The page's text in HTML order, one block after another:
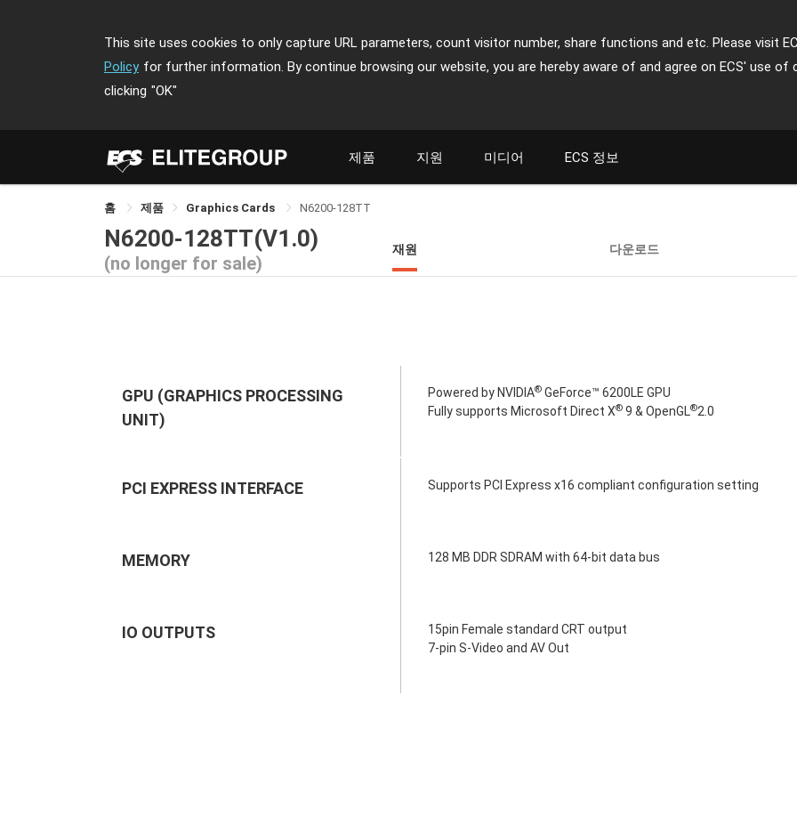
This site uses cookies to only capture URL parameters, count visitor number, share functions and etc. Please visit
Policy for further information. By continue browsing our website, you are hereby aware of and agree on ECS' use of
clicking "OK"
제품 지원 미디어 ECS 정보
홈 제품 Graphics Cards N6200-128TT
N6200-128TT(V1.0)
(no longer for sale)
재원 다운로드
GPU (GRAPHICS PROCESSING
UNIT)
Powered by NVIDIA® GeForce™ 6200LE GPU
Fully supports Microsoft Direct X® 9 & OpenGL®2.0
PCI EXPRESS INTERFACE Supports PCI Express x16 compliant configuration setting
MEMORY 128 MB DDR SDRAM with 64-bit data bus
IO OUTPUTS
15pin Female standard CRT output
7-pin S-Video and AV Out